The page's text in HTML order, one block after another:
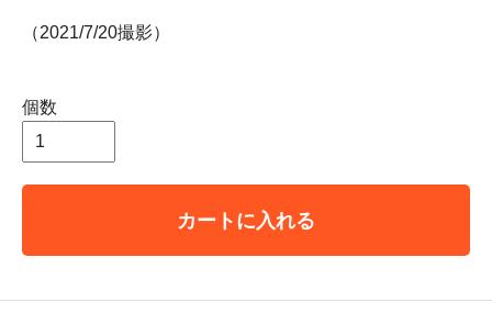
（2021/7/20撮影）
個数
カートに入れる